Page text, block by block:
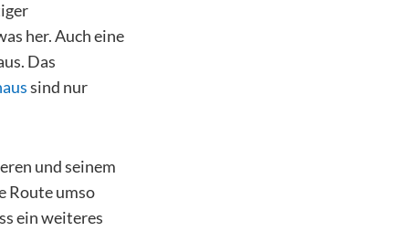
her. Auch eine
Das
sind nur
und seinem
Route umso
ein weiteres